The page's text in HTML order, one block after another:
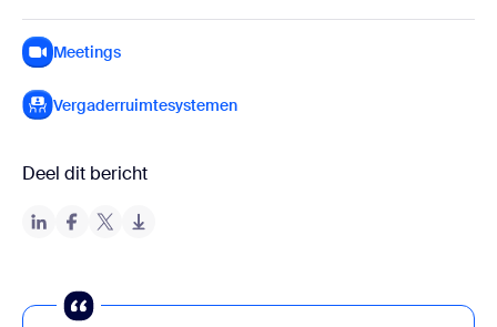
Meetings
Vergaderruimtesystemen
Deel dit bericht